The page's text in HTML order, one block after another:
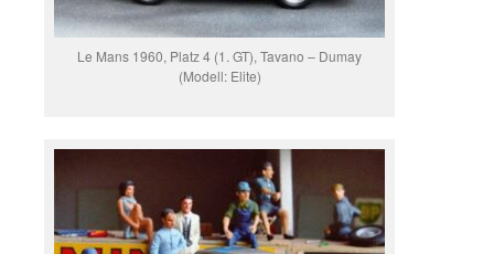
Le Mans 1960, Platz 4 (1. GT), Tavano – Dumay
(Modell: Elite)